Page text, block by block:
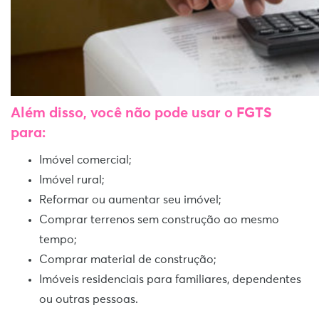
Além disso, você não pode usar o FGTS
para:
Imóvel comercial;
Imóvel rural;
Reformar ou aumentar seu imóvel;
Comprar terrenos sem construção ao mesmo
tempo;
Comprar material de construção;
Imóveis residenciais para familiares, dependentes
ou outras pessoas.